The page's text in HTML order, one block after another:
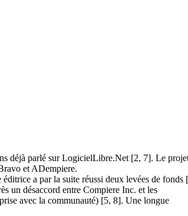
déjà parlé sur LogicielLibre.Net [2, 7]. Le
et ADempiere.
a par la suite réussi deux levées de fonds
un désaccord entre Compiere Inc. et les
avec la communauté) [5, 8]. Une longue